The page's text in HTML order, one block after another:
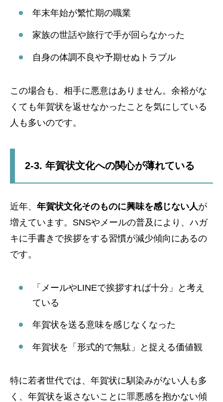
年末年始が繁忙期の職業
家族の世話や旅行で手が回らなかった
自身の体調不良や予期せぬトラブル
この場合も、相手に悪意はありません。余裕がな
くても年賀状を返せなかったことを気にしている
人も多いのです。
2-3. 年賀状文化への関心が薄れている
近年、 年賀状文化そのものに興味を感じない人が
増えています。SNSやメールの普及により、ハガ
キに手書きで挨拶をする習慣が減少傾向にあるの
です。
「メールやLINEで挨拶すれば十分」と考え
ている
年賀状を送る意味を感じなくなった
年賀状を「形式的で無駄」と捉える価値観
特に若者世代では、年賀状に馴染みがない人も多
く、年賀状を返さないことに罪悪感を抱かない傾